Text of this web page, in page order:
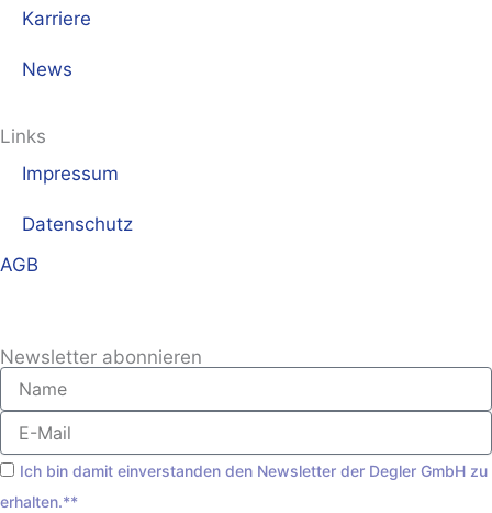
Karriere
News
Links
Impressum
Datenschutz
AGB
Newsletter abonnieren
Name
E-
Mail
Akzeptanz
Ich bin damit einverstanden den Newsletter der Degler GmbH zu
erhalten.**